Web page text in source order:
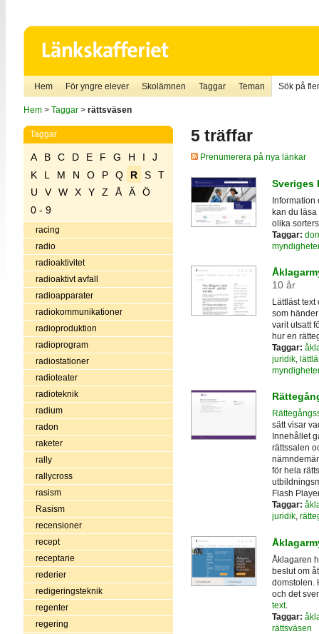
Hem För yngre elever Skolämnen Taggar Teman Sök på
Hem> Taggar> rättsväsen
Taggar
A B C D E F G H I
J
K
L M N O P Q R S
T
U
V W X Y Z Å Ä
Ö
0 - 9
racing
radio
radioaktivitet
radioaktivt avfall
radioapparater
radiokommunikationer
radioproduktion
radioprogram
radiostationer
radioteater
radioteknik
radium
radon
raketer
rally
rallycross
rasism
Rasism
recensioner
recept
receptarie
rederier
redigeringsteknik
regenter
regering
5 träffar
Prenumerera på nya länkar
Sveriges
Information
kan du läsa
olika
Taggar:
10 år
Lättläst
som
varit utsatt
hur en
Taggar:
juridik,
sätt visar
Innehållet
rättssalen
för hela
Flash
Taggar:
juridik,
Åklagaren
beslut om
domstolen.
och det
text.
Taggar:
rättsväsen